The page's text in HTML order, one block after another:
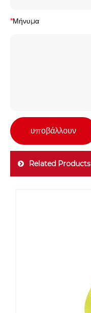
*Μήνυμα
υποβάλλουν
Related Products